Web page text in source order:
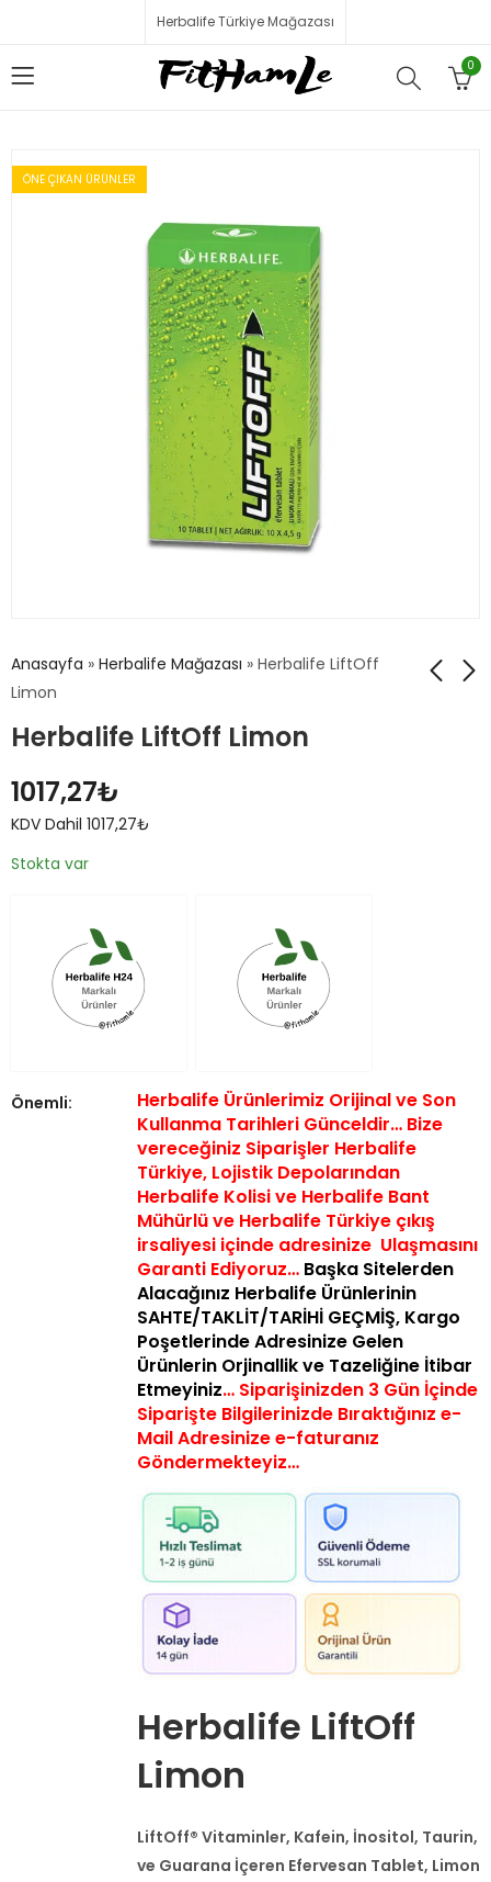
Herbalife Türkiye Mağazası
0
ÖNE ÇIKAN ÜRÜNLER
Anasayfa » Herbalife Mağazası » Herbalife LiftOff
Limon
Herbalife LiftOff Limon
1017,27₺
KDV Dahil 1017,27₺
Stokta var
Önemli:
Herbalife Ürünlerimiz Orijinal ve Son
Kullanma Tarihleri Günceldir… Bize
vereceğiniz Siparişler Herbalife
Türkiye, Lojistik Depolarından
Herbalife Kolisi ve Herbalife Bant
Mühürlü ve Herbalife Türkiye çıkış
irsaliyesi içinde adresinize Ulaşmasını
Garanti Ediyoruz… Başka Sitelerden
Alacağınız Herbalife Ürünlerinin
SAHTE/TAKLİT/TARİHİ GEÇMİŞ, Kargo
Poşetlerinde Adresinize Gelen
Ürünlerin Orjinallik ve Tazeliğine İtibar
Etmeyiniz… Siparişinizden 3 Gün İçinde
Siparişte Bilgilerinizde Bıraktığınız e-
Mail Adresinize e-faturanız
Göndermekteyiz…
Herbalife LiftOff
Limon
LiftOff® Vitaminler, Kafein, İnositol, Taurin,
ve Guarana İçeren Efervesan Tablet, Limon